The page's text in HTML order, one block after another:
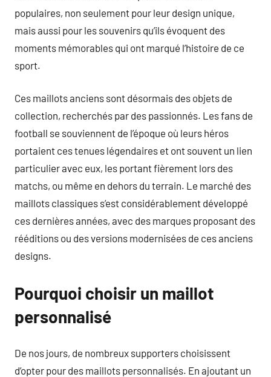
populaires, non seulement pour leur design unique,
mais aussi pour les souvenirs qu’ils évoquent des
moments mémorables qui ont marqué l’histoire de ce
sport.
Ces maillots anciens sont désormais des objets de
collection, recherchés par des passionnés. Les fans de
football se souviennent de l’époque où leurs héros
portaient ces tenues légendaires et ont souvent un lien
particulier avec eux, les portant fièrement lors des
matchs, ou même en dehors du terrain. Le marché des
maillots classiques s’est considérablement développé
ces dernières années, avec des marques proposant des
rééditions ou des versions modernisées de ces anciens
designs.
Pourquoi choisir un maillot
personnalisé
De nos jours, de nombreux supporters choisissent
d’opter pour des maillots personnalisés. En ajoutant un